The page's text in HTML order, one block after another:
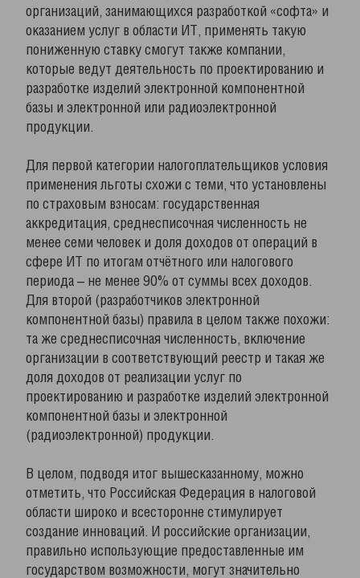
организаций, занимающихся разработкой «софта» и
оказанием услуг в области ИТ, применять такую
пониженную ставку смогут также компании,
которые ведут деятельность по проектированию и
разработке изделий электронной компонентной
базы и электронной или радиоэлектронной
продукции.
Для первой категории налогоплательщиков условия
применения льготы схожи с теми, что установлены
по страховым взносам: государственная
аккредитация, среднесписочная численность не
менее семи человек и доля доходов от операций в
сфере ИТ по итогам отчётного или налогового
периода – не менее 90% от суммы всех доходов.
Для второй (разработчиков электронной
компонентной базы) правила в целом также похожи:
та же среднесписочная численность, включение
организации в соответствующий реестр и такая же
доля доходов от реализации услуг по
проектированию и разработке изделий электронной
компонентной базы и электронной
(радиоэлектронной) продукции.
В целом, подводя итог вышесказанному, можно
отметить, что Российская Федерация в налоговой
области широко и всесторонне стимулирует
создание инноваций. И российские организации,
правильно использующие предоставленные им
государством возможности, могут значительно